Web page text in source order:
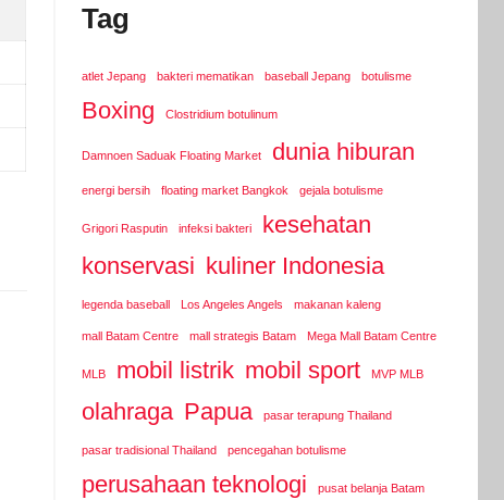
Tag
atlet Jepang bakteri mematikan baseball Jepang botulisme
Boxing Clostridium botulinum
Damnoen Saduak Floating Market dunia hiburan
energi bersih floating market Bangkok gejala botulisme
Grigori Rasputin infeksi bakteri
kesehatan
konservasi kuliner Indonesia
legenda baseball Los Angeles Angels makanan kaleng
mall Batam Centre mall strategis Batam Mega Mall Batam Centre
MLB mobil listrik mobil sport MVP MLB
olahraga Papua pasar terapung Thailand
pasar tradisional Thailand pencegahan botulisme
perusahaan teknologi pusat belanja Batam